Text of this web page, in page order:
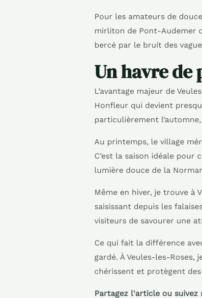
Pour les amateurs de
mirliton de Pont-Audemer
bercé par le bruit des
Un havre de
L’avantage majeur de
Honfleur qui devient
particulièrement
Au printemps, le village
C’est la saison idéale
lumière douce de la
Même en hiver, je trouve à
saisissant depuis les
visiteurs de savourer une
Ce qui fait la différence
gardé. À Veules-les-Roses,
chérissent et protègent
Partagez l'article ou suivez